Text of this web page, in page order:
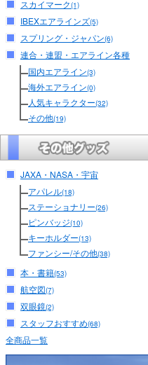
スカイマーク(1)
IBEXエアラインズ(5)
スプリング・ジャパン(6)
連合・連盟・エアライン各種
国内エアライン(3)
海外エアライン(0)
人気キャラクター(32)
その他(19)
JAXA・NASA・宇宙
アパレル(18)
ステーショナリー(26)
ピンバッジ(10)
キーホルダー(13)
ファンシー/その他(38)
本・書籍(53)
航空図(7)
双眼鏡(2)
スタッフおすすめ(68)
全商品一覧